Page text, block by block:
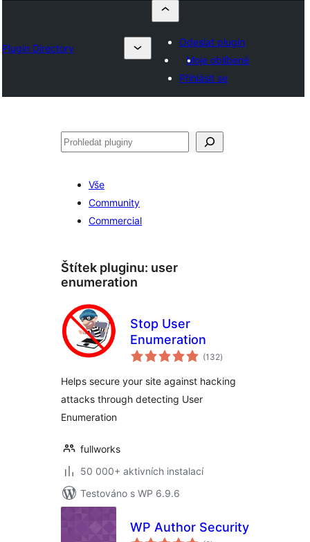
Plugin Directory
Odeslat plugin
Moje oblíbené
Přihlásit se
Hledat
Vše
Community
Commercial
Štítek pluginu: user
enumeration
Stop User
Enumeration
(132celkové
hodnocení
)
Helps secure your site against hacking
attacks through detecting User
Enumeration
fullworks
50 000+ aktivních instalací
Testováno s WP 6.9.6
WP Author Security
celkové